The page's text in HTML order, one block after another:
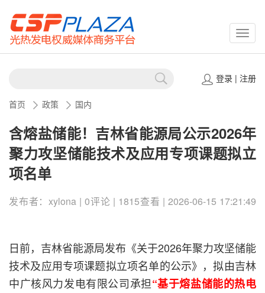
登录| 注册
首页 政策 国内
含熔盐储能！吉林省能源局公示2026年
聚力攻坚储能技术及应用专项课题拟立
项名单
发布者：xylona | 0评论 | 1815查看 | 2026-06-15 17:21:49
日前，吉林省能源局发布《关于2026年聚力攻坚储能
技术及应用专项课题拟立项名单的公示》，拟由吉林
中广核风力发电有限公司承担“基于熔盐储能的热电